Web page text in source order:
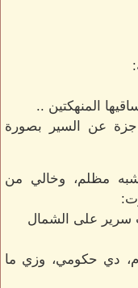
المنهكتين ..
عن السير بصورة
مظلم، وخالي من
سرير على الشمال
دي حكومي، وزي ما